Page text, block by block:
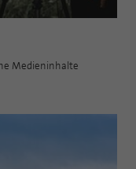
Medieninhalte